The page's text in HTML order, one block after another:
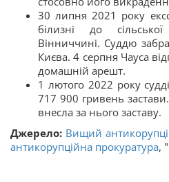
30 липня 2021 року
білизні до
Вінниччині. Суддю
Києва. 4 серпня Чауса
домашній арешт.
1 лютого 2022 року
717 900 гривень
внесла за нього заставу.
Джерело: Вищий
антикорупційна прокуратура, "